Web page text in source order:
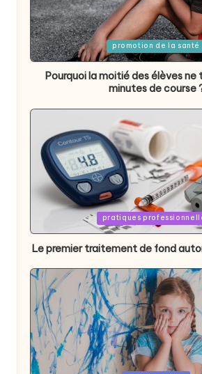
Posted
in
promotion de la santé
Pourquoi la moitié des élèves ne
minutes de course
in
pratiques
Le premier traitement de fond